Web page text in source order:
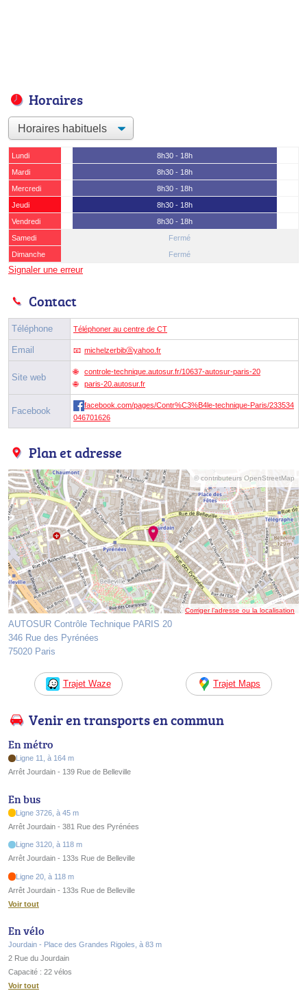
Horaires
Lundi
8h30 - 18h
Mardi
8h30 - 18h
Mercredi
8h30 - 18h
Jeudi
8h30 - 18h
Vendredi
8h30 - 18h
Samedi
Fermé
Dimanche
Fermé
Signaler une erreur
Contact
Téléphone Téléphoner au centre de CT
Email michelzerbibⓐyahoo.fr
Site web
controle-technique.autosur.fr/10637-autosur-paris-20
paris-20.autosur.fr
Facebook
facebook.com/pages/Contr%C3%B4le-technique-Paris/233534
046701626
Plan et adresse
© contributeurs OpenStreetMap
Corriger l’adresse ou la localisation
AUTOSUR Contrôle Technique PARIS 20
346 Rue des Pyrénées
75020 Paris
Trajet Waze Trajet Maps
Venir en transports en commun
En métro
Ligne 11, à 164 m
Arrêt Jourdain - 139 Rue de Belleville
En bus
Ligne 3726, à 45 m
Arrêt Jourdain - 381 Rue des Pyrénées
Ligne 3120, à 118 m
Arrêt Jourdain - 133s Rue de Belleville
Ligne 20, à 118 m
Arrêt Jourdain - 133s Rue de Belleville
Voir tout
En vélo
Jourdain - Place des Grandes Rigoles, à 83 m
2 Rue du Jourdain
Capacité : 22 vélos
Voir tout